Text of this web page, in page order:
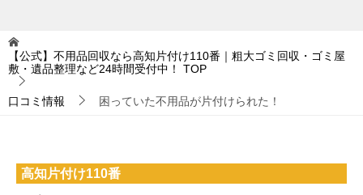
【公式】不用品回収なら高知片付け110番｜粗大ゴミ回収・ゴミ屋
敷・遺品整理など24時間受付中！
TOP
口コミ情報 困っていた不用品が片付けられた！
高知片付け110番